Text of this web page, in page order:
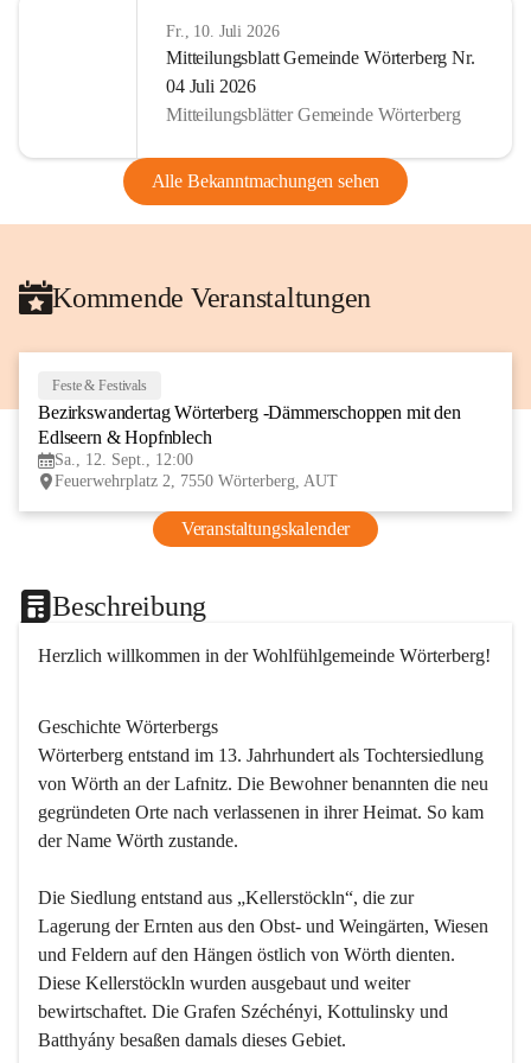
Fr., 10. Juli 2026
Mitteilungsblatt Gemeinde Wörterberg Nr.
04 Juli 2026
Mitteilungsblätter Gemeinde Wörterberg
Alle Bekanntmachungen sehen
Kommende Veranstaltungen
Feste & Festivals
Bezirkswandertag Wörterberg -Dämmerschoppen mit den
Edlseern & Hopfnblech
Sa., 12. Sept., 12:00
Feuerwehrplatz 2, 7550 Wörterberg, AUT
Veranstaltungskalender
Beschreibung
Herzlich willkommen in der Wohlfühlgemeinde Wörterberg!
Geschichte Wörterbergs
Wörterberg entstand im 13. Jahrhundert als Tochtersiedlung
von Wörth an der Lafnitz. Die Bewohner benannten die neu
gegründeten Orte nach verlassenen in ihrer Heimat. So kam
der Name Wörth zustande.
Die Siedlung entstand aus „Kellerstöckln“, die zur
Lagerung der Ernten aus den Obst- und Weingärten, Wiesen
und Feldern auf den Hängen östlich von Wörth dienten.
Diese Kellerstöckln wurden ausgebaut und weiter
bewirtschaftet. Die Grafen Széchényi, Kottulinsky und
Batthyány besaßen damals dieses Gebiet.